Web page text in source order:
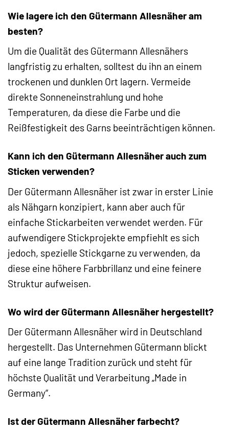
Wie lagere ich den Gütermann Allesnäher am
besten?
Um die Qualität des Gütermann Allesnähers
langfristig zu erhalten, solltest du ihn an einem
trockenen und dunklen Ort lagern. Vermeide
direkte Sonneneinstrahlung und hohe
Temperaturen, da diese die Farbe und die
Reißfestigkeit des Garns beeinträchtigen können.
Kann ich den Gütermann Allesnäher auch zum
Sticken verwenden?
Der Gütermann Allesnäher ist zwar in erster Linie
als Nähgarn konzipiert, kann aber auch für
einfache Stickarbeiten verwendet werden. Für
aufwendigere Stickprojekte empfiehlt es sich
jedoch, spezielle Stickgarne zu verwenden, da
diese eine höhere Farbbrillanz und eine feinere
Struktur aufweisen.
Wo wird der Gütermann Allesnäher hergestellt?
Der Gütermann Allesnäher wird in Deutschland
hergestellt. Das Unternehmen Gütermann blickt
auf eine lange Tradition zurück und steht für
höchste Qualität und Verarbeitung „Made in
Germany“.
Ist der Gütermann Allesnäher farbecht?